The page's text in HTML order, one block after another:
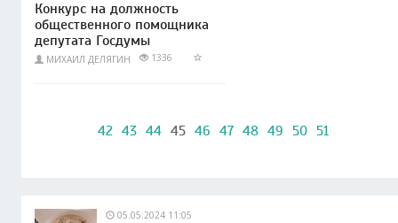
Конкурс на должность
общественного помощника
депутата Госдумы
МИХАИЛ ДЕЛЯГИН 1336
42 43 44 45 46 47 48 49 50 51
05.05.2024 11:05